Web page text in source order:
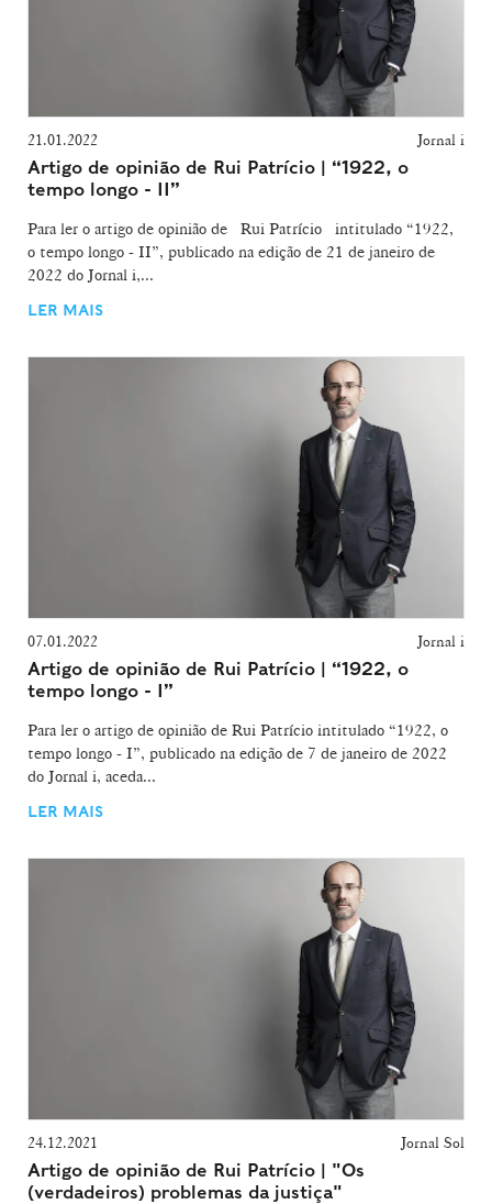
21.01.2022 Jornal i
Artigo de opinião de Rui Patrício | “1922, o
tempo longo - II”
Para ler o artigo de opinião de Rui Patrício intitulado “1922,
o tempo longo - II”, publicado na edição de 21 de janeiro de
2022 do Jornal i,...
LER MAIS
07.01.2022 Jornal i
Artigo de opinião de Rui Patrício | “1922, o
tempo longo - I”
Para ler o artigo de opinião de Rui Patrício intitulado “1922, o
tempo longo - I”, publicado na edição de 7 de janeiro de 2022
do Jornal i, aceda...
LER MAIS
24.12.2021 Jornal Sol
Artigo de opinião de Rui Patrício | "Os
(verdadeiros) problemas da justiça"